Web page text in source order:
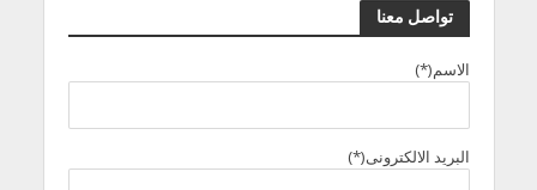
تواصل معنا
الاسم(*)
البريد الالكترونى(*)